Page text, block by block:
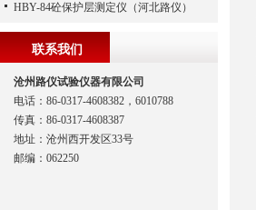
HBY-84砼保护层测定仪（河北路仪）
联系我们
沧州路仪试验仪器有限公司
电话：86-0317-4608382，6010788
传真：86-0317-4608387
地址：沧州西开发区33号
邮编：062250